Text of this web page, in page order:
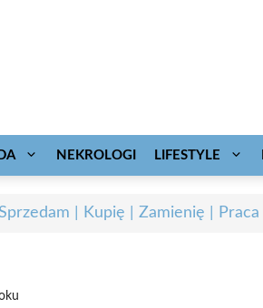
NEKROLOGI LIFESTYLE
| Kupię | Zamienię | Praca